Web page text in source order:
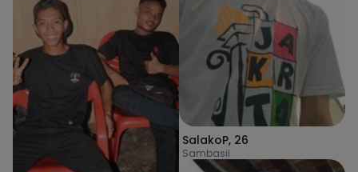
SalakoP, 26
Sambasil